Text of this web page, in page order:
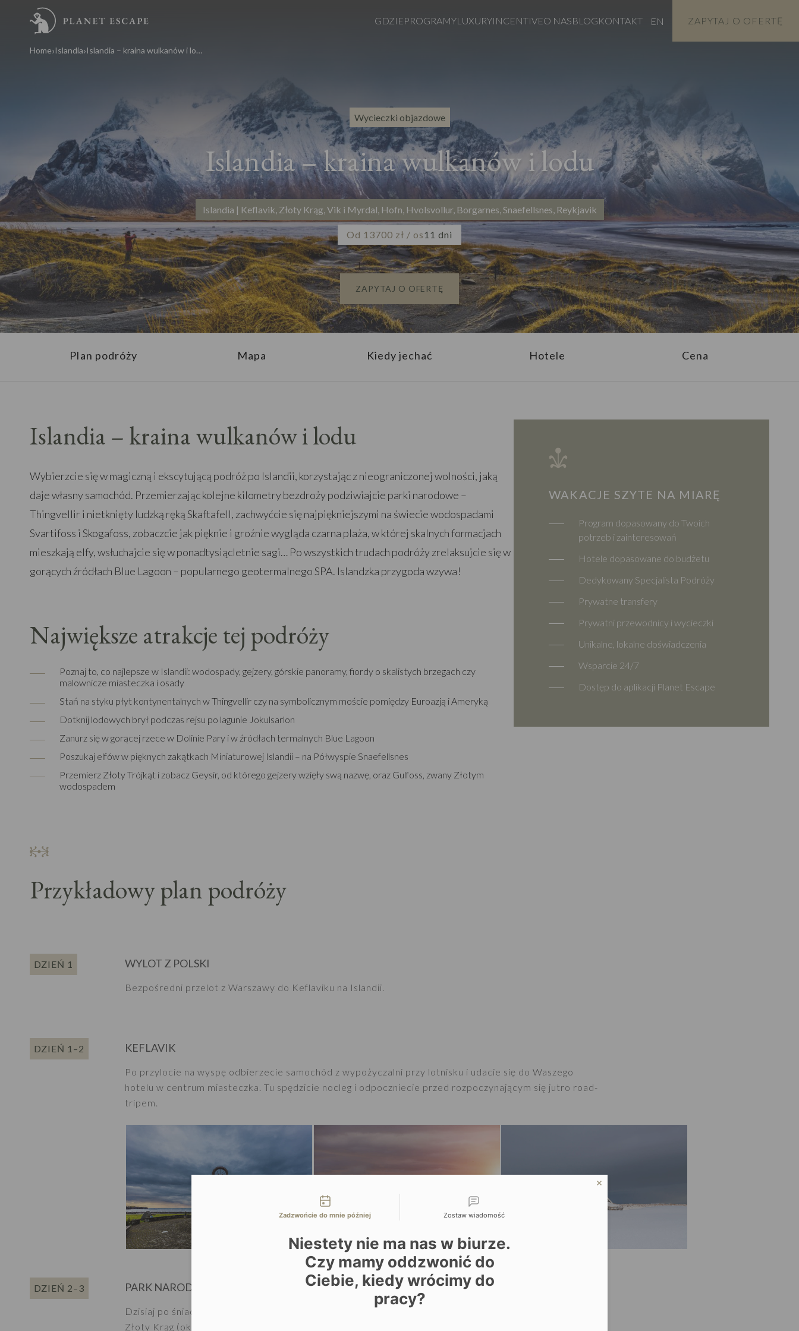
GDZIEPROGRAMYLUXURYINCENTIVEO NASBLOGKONTAKT EN ZAPYTAJ O OFERTĘ
Home Islandia Islandia – kraina wulkanów i lodu
Wycieczki objazdowe
Islandia – kraina wulkanów i lodu
Islandia | Keflavik, Złoty Krąg, Vik i Myrdal, Hofn, Hvolsvollur, Borgarnes, Snaefellsnes, Reykjavik
Od 13700 zł / os11 dni
ZAPYTAJ O OFERTĘ
Plan podróży Mapa Kiedy jechać Hotele Cena
Islandia – kraina wulkanów i lodu
Wybierzcie się w magiczną i ekscytującą podróż po Islandii, korzystając z nieograniczonej wolności, jaką
daje własny samochód. Przemierzając kolejne kilometry bezdroży podziwiajcie parki narodowe –
Thingvellir i nietknięty ludzką ręką Skaftafell, zachwyćcie się najpiękniejszymi na świecie wodospadami
Svartifoss i Skogafoss, zobaczcie jak pięknie i groźnie wygląda czarna plaża, w której skalnych formacjach
mieszkają elfy, wsłuchajcie się w ponadtysiącletnie sagi… Po wszystkich trudach podróży zrelaksujcie się w
gorących źródłach Blue Lagoon – popularnego geotermalnego SPA. Islandzka przygoda wzywa!
Największe atrakcje tej podróży
Poznaj to, co najlepsze w Islandii: wodospady, gejzery, górskie panoramy, fiordy o skalistych brzegach czy
malownicze miasteczka i osady
Stań na styku płyt kontynentalnych w Thingvellir czy na symbolicznym moście pomiędzy Euroazją i Ameryką
Dotknij lodowych brył podczas rejsu po lagunie Jokulsarlon
Zanurz się w gorącej rzece w Dolinie Pary i w źródłach termalnych Blue Lagoon
Poszukaj elfów w pięknych zakątkach Miniaturowej Islandii – na Półwyspie Snaefellsnes
Przemierz Złoty Trójkąt i zobacz Geysir, od którego gejzery wzięły swą nazwę, oraz Gulfoss, zwany Złotym
wodospadem
WAKACJE SZYTE NA MIARĘ
Program dopasowany do Twoich
potrzeb i zainteresowań
Hotele dopasowane do budżetu
Dedykowany Specjalista Podróży
Prywatne transfery
Prywatni przewodnicy i wycieczki
Unikalne, lokalne doświadczenia
Wsparcie 24/7
Dostęp do aplikacji Planet Escape
Przykładowy plan podróży
DZIEŃ 1 WYLOT Z POLSKI
Bezpośredni przelot z Warszawy do Keflaviku na Islandii.
DZIEŃ 1–2 KEFLAVIK
Po przylocie na wyspę odbierzecie samochód z wypożyczalni przy lotnisku i udacie się do Waszego
hotelu w centrum miasteczka. Tu spędzicie nocleg i odpoczniecie przed rozpoczynającym się jutro road-
tripem.
DZIEŃ 2–3 PARK NARODOWY THINGVELLIR I ZŁOTY KRĄG
Dzisiaj po śniadaniu rozpoczniecie Waszą islandzką przygodę. Przed Wami Park Narodowy Thingvellir i
Złoty Krąg (ok. 230 km).
Możliwości kontaktu
Zadzwońcie do mnie później Zostaw wiadomość
Niestety nie ma nas w biurze.
Czy mamy oddzwonić do
Ciebie, kiedy wrócimy do
pracy?